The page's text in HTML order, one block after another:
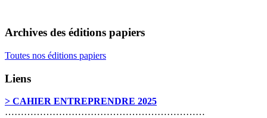
Archives des éditions papiers
Toutes nos éditions papiers
Liens
> CAHIER ENTREPRENDRE 2025
………………………………………………………